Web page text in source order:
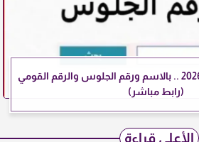
نتيجة الثانوية الأزهرية 2026 .. بالاسم ورقم الجلوس والرقم القومي
(رابط مباشر)
الأعلى قراءة